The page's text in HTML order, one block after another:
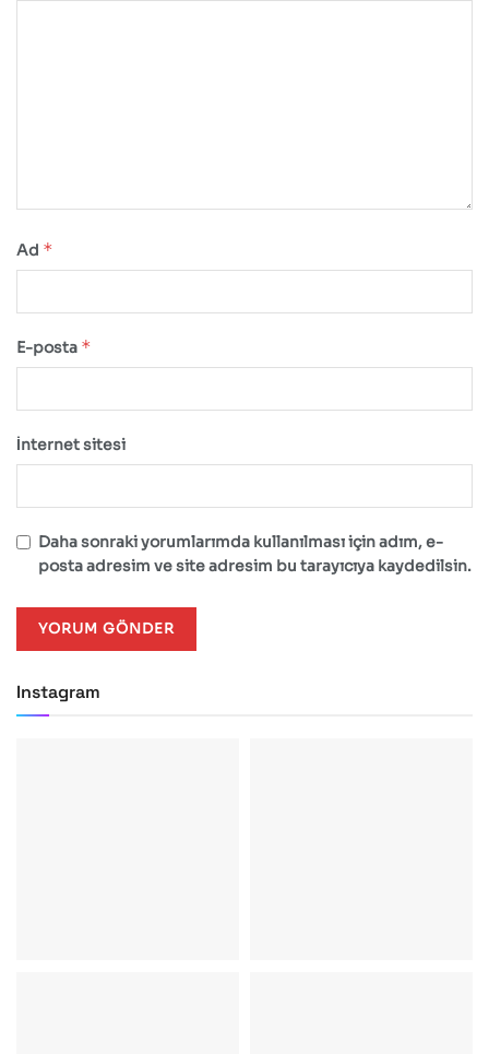
Ad *
E-posta *
İnternet sitesi
Daha sonraki yorumlarımda kullanılması için adım, e-
posta adresim ve site adresim bu tarayıcıya kaydedilsin.
Instagram